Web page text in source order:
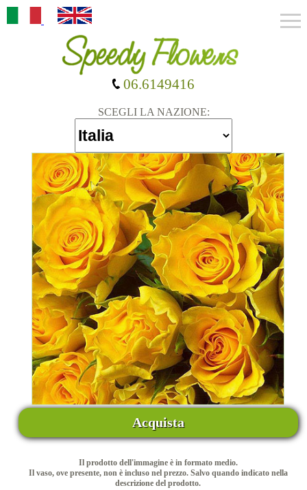
SCEGLI LA NAZIONE:
06.6149416
Acquista
Il prodotto dell'immagine è in formato medio.
Il vaso, ove presente, non è incluso nel prezzo. Salvo quando indicato nella
descrizione del prodotto.